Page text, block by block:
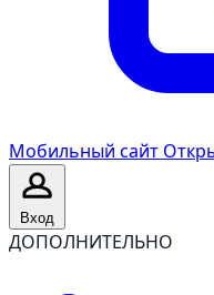
Мобильный сайт
Вход
ДОПОЛНИТЕЛЬНО